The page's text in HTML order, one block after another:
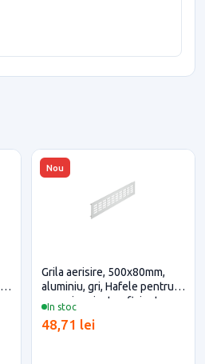
Nou
In stoc
Grila aerisire, 500x80mm,
aluminiu, gri, Hafele pentru
casa si proiecte eficiente
48,71 lei